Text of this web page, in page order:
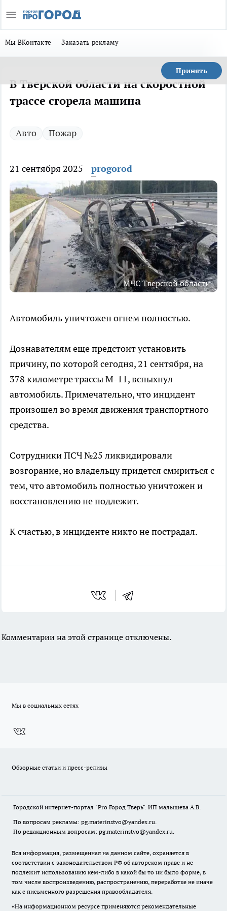
Мы ВКонтакте Заказать рекламу
Принять
В Тверской области на скоростной
трассе сгорела машина
Авто Пожар
21 сентября 2025 progorod
МЧС Тверской области
Автомобиль уничтожен огнем полностью.
Дознавателям еще предстоит установить
причину, по которой сегодня, 21 сентября, на
378 километре трассы М-11, вспыхнул
автомобиль. Примечательно, что инцидент
произошел во время движения транспортного
средства.
Сотрудники ПСЧ №25 ликвидировали
возгорание, но владельцу придется смириться с
тем, что автомобиль полностью уничтожен и
восстановлению не подлежит.
К счастью, в инциденте никто не пострадал.
Комментарии на этой странице отключены.
Мы в социальных сетях
Обзорные статьи и пресс-релизы
Городской интернет-портал "Pro Город Тверь". ИП малышева А.В.
По вопросам рекламы: pg.materinstvo@yandex.ru.
По редакционным вопросам: pg.materinstvo@yandex.ru.
Вся информация, размещенная на данном сайте, охраняется в
соответствии с законодательством РФ об авторском праве и не
подлежит использованию кем-либо в какой бы то ни было форме, в
том числе воспроизведению, распространению, переработке не иначе
как с письменного разрешения правообладателя.
«На информационном ресурсе применяются рекомендательные